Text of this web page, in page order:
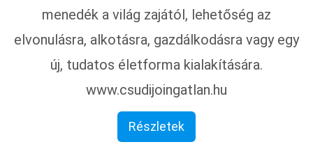
menedék a világ zajától, lehetőség az
elvonulásra, alkotásra, gazdálkodásra vagy egy
új, tudatos életforma kialakítására.
www.csudijoingatlan.hu
Részletek